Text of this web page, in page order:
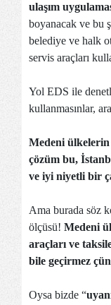
ulaşım
boyanacak ve bu
belediye ve halk
servis araçları
Yol EDS ile
kullanmasınlar,
Medeni
çözüm bu,
ve iyi niyetli bir
Ama burada söz
ölçüsü! Medeni
araçları ve
bile geçirmez
Oysa bizde “